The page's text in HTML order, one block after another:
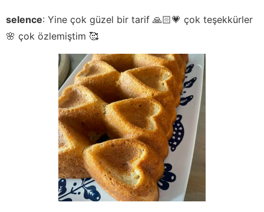
selence: Yine çok güzel bir tarif 🙏🏻💗 çok teşekkürler
🌸 çok özlemiştim 🥰